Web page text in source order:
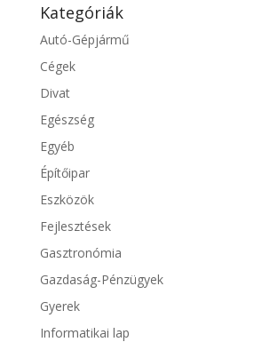
Kategóriák
Autó-Gépjármű
Cégek
Divat
Egészség
Egyéb
Építőipar
Eszközök
Fejlesztések
Gasztronómia
Gazdaság-Pénzügyek
Gyerek
Informatikai lap